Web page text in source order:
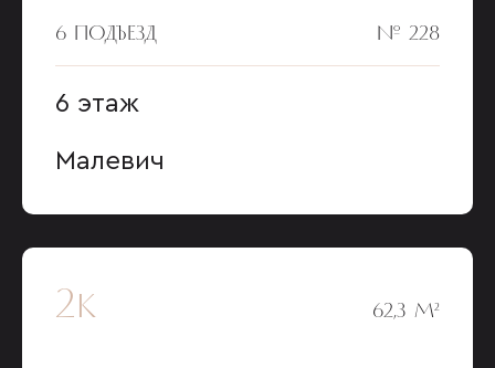
6 ПОДЪЕЗД № 228
6 этаж
Малевич
2к 62,3 М²